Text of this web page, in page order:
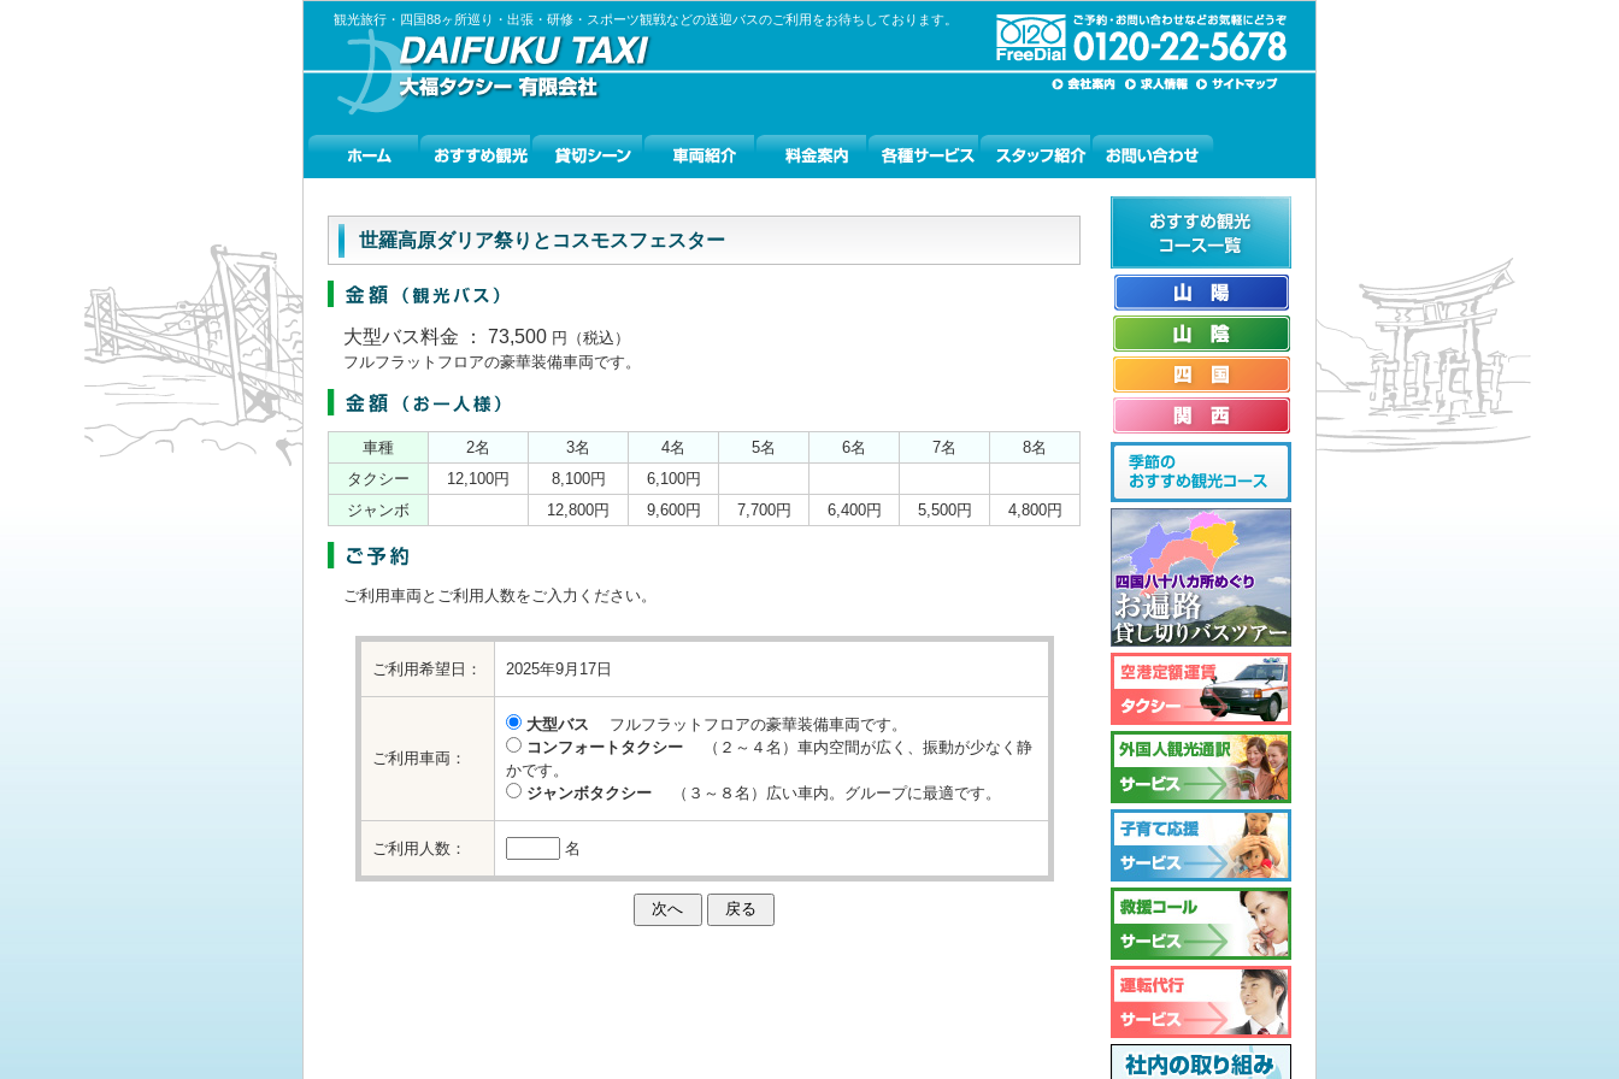
観光旅行・四国88ヶ所巡り・出張・研修・スポーツ観戦などの送迎バスのご利用をお待ちしております。
世羅高原ダリア祭りとコスモスフェスター
大型バス料金 ： 73,500 円（税込）
フルフラットフロアの豪華装備車両です。
車種 2名 3名 4名 5名 6名 7名
8名
タクシー
12,100円 8,100円
6,100円
ジャンボ
12,800円 9,600円 7,700円 6,400円 5,500円 4,800円
ご利用車両とご利用人数をご入力ください。
ご利用希望日： 2025年9月17日
ご利用車両：
大型バス フルフラットフロアの豪華装備車両です。
コンフォートタクシー（２～４名）車内空間が広く、振動が少なく静
かです。
ジャンボタクシー（３～８名）広い車内。グループに最適です。
ご利用人数： 名